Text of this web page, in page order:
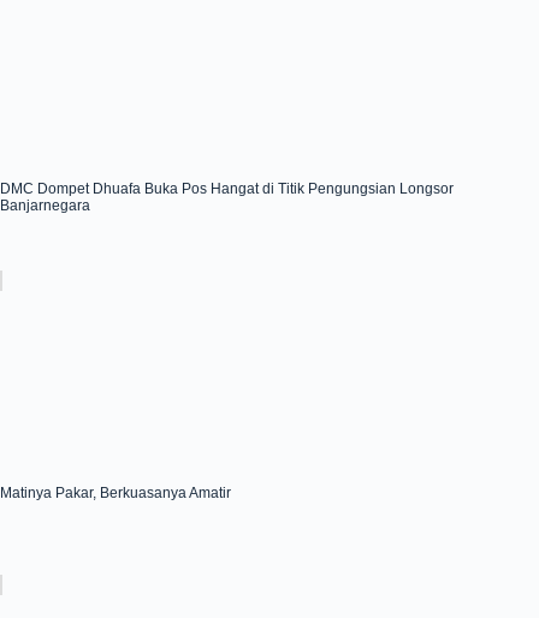
DMC Dompet Dhuafa Buka Pos Hangat di Titik Pengungsian Longsor
Banjarnegara
Matinya Pakar, Berkuasanya Amatir